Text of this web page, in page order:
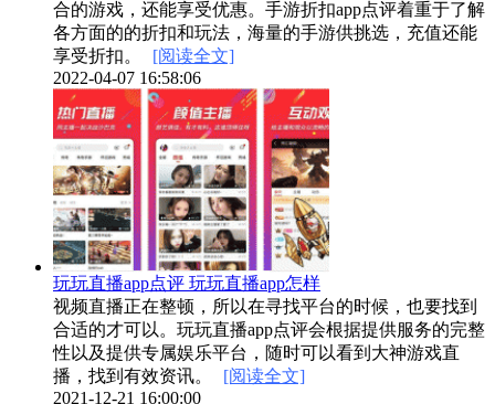
合的游戏，还能享受优惠。手游折扣app点评着重于了解
各方面的的折扣和玩法，海量的手游供挑选，充值还能
享受折扣。
[阅读全文]
2022-04-07 16:58:06
玩玩直播app点评 玩玩直播app怎样
视频直播正在整顿，所以在寻找平台的时候，也要找到
合适的才可以。玩玩直播app点评会根据提供服务的完整
性以及提供专属娱乐平台，随时可以看到大神游戏直
播，找到有效资讯。
[阅读全文]
2021-12-21 16:00:00